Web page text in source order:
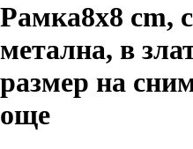
Рамка8x8 cm,
метална, в
размер на
още